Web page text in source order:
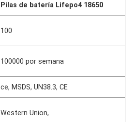
Pilas de batería Lifepo4 18650
100
100000 por semana
ce, MSDS, UN38.3, CE
Western Union,